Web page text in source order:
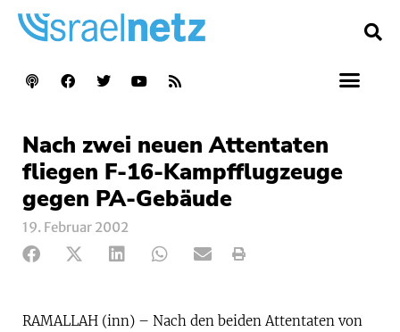
Nach zwei neuen Attentaten
fliegen F-16-Kampfflugzeuge
gegen PA-Gebäude
19. Februar 2002
RAMALLAH (inn) – Nach den beiden Attentaten von